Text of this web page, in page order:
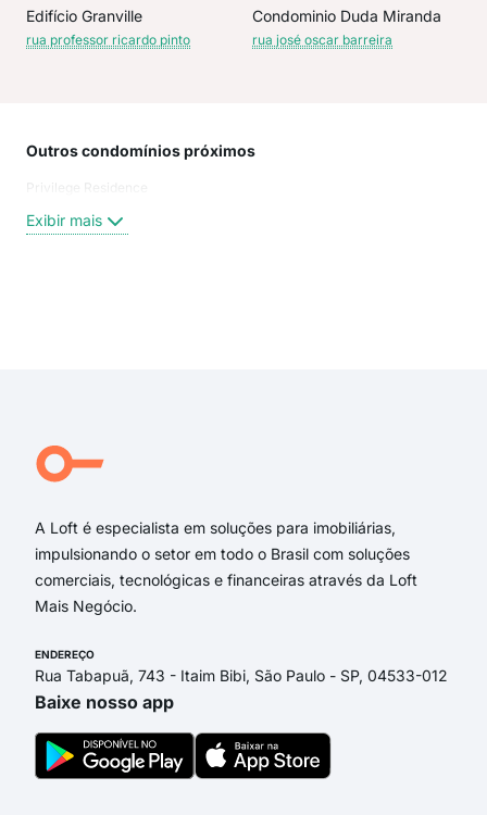
Edifício Granville
rua professor ricardo pinto
Condominio Duda Miranda
rua josé oscar barreira
Outros condomínios próximos
Privilege Residence
Exibir mais
A Loft é especialista em soluções para imobiliárias,
impulsionando o setor em todo o Brasil com soluções
comerciais, tecnológicas e financeiras através da Loft
Mais Negócio.
ENDEREÇO
Rua Tabapuã, 743 - Itaim Bibi, São Paulo - SP, 04533-012
Baixe nosso app